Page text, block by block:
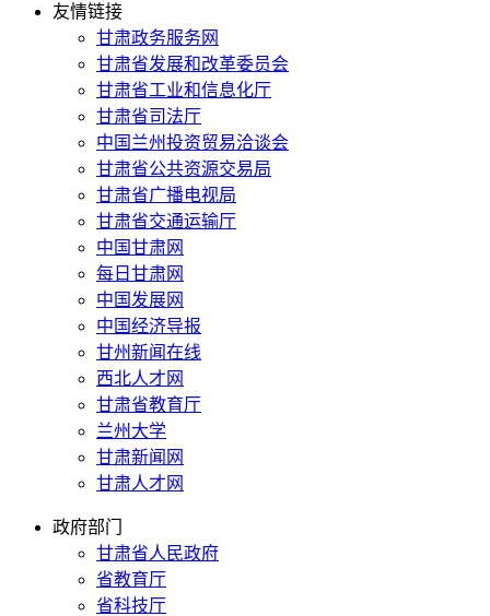
友情链接
甘肃政务服务网
甘肃省发展和改革委员会
甘肃省工业和信息化厅
甘肃省司法厅
中国兰州投资贸易洽谈会
甘肃省公共资源交易局
甘肃省广播电视局
甘肃省交通运输厅
中国甘肃网
每日甘肃网
中国发展网
中国经济导报
甘州新闻在线
西北人才网
甘肃省教育厅
兰州大学
甘肃新闻网
甘肃人才网
政府部门
甘肃省人民政府
省教育厅
省科技厅